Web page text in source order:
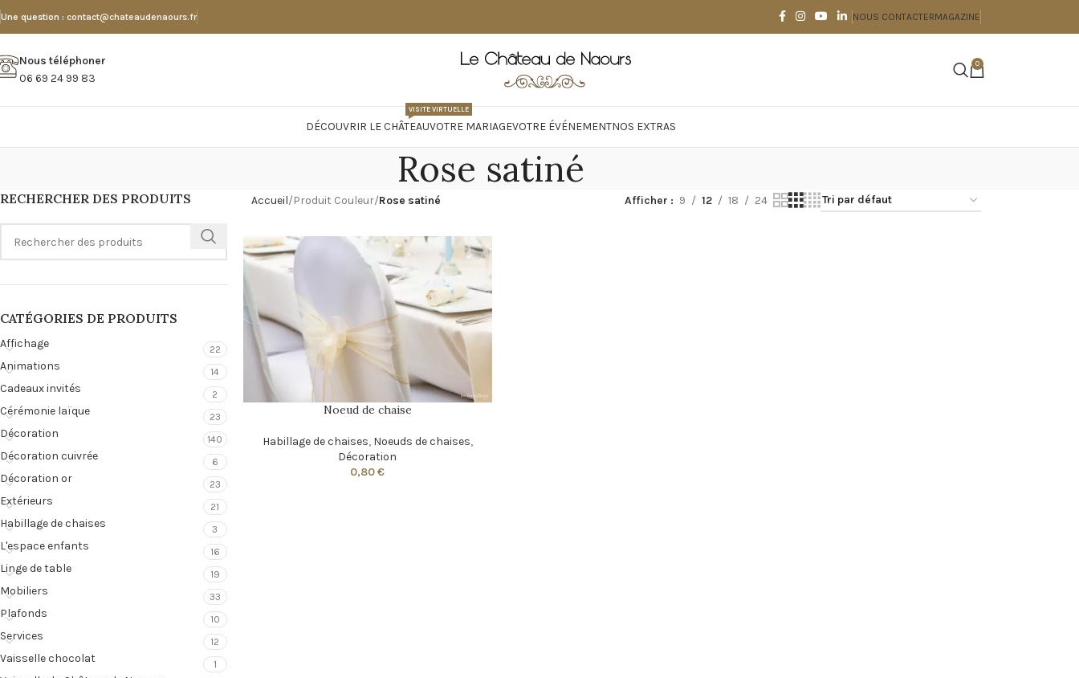
Une question : contact@chateaudenaours.fr NOUS CONTACTERMAGAZINE
Nous téléphoner
06 69 24 99 83
0
DÉCOUVRIR LE CHÂTEAU
VISITE VIRTUELLE
VOTRE MARIAGEVOTRE ÉVÉNEMENTNOS EXTRAS
Rose satiné
RECHERCHER DES PRODUITS
CATÉGORIES DE PRODUITS
Affichage 22
Animations 14
Cadeaux invités 2
Cérémonie laïque 23
Décoration 140
Décoration cuivrée 6
Décoration or 23
Extérieurs 21
Habillage de chaises 3
L'espace enfants 16
Linge de table 19
Mobiliers 33
Plafonds 10
Services 12
Vaisselle chocolat 1
Accueil Produit Couleur Rose satiné Afficher 9 12 18 24
Noeud de chaise
Habillage de chaises, Noeuds de chaises,
Décoration
0,80€